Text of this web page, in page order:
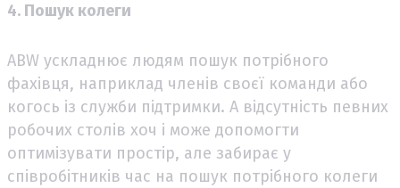
4. Пошук колеги
ABW ускладнює людям пошук потрібного
фахівця, наприклад членів своєї команди або
когось із служби підтримки. А відсутність певних
робочих столів хоч і може допомогти
оптимізувати простір, але забирає у
співробітників час на пошук потрібного колеги